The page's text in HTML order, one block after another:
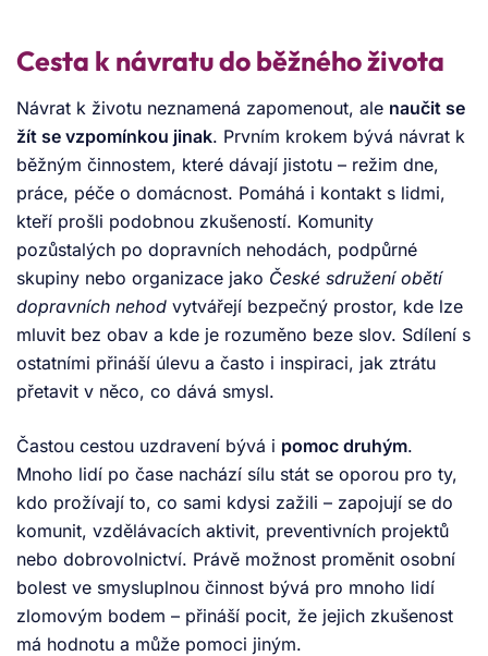
Cesta k návratu do běžného života
Návrat k životu neznamená zapomenout, ale naučit se
žít se vzpomínkou jinak. Prvním krokem bývá návrat k
běžným činnostem, které dávají jistotu – režim dne,
práce, péče o domácnost. Pomáhá i kontakt s lidmi,
kteří prošli podobnou zkušeností. Komunity
pozůstalých po dopravních nehodách, podpůrné
skupiny nebo organizace jako České sdružení obětí
dopravních nehod vytvářejí bezpečný prostor, kde lze
mluvit bez obav a kde je rozuměno beze slov. Sdílení s
ostatními přináší úlevu a často i inspiraci, jak ztrátu
přetavit v něco, co dává smysl.
Častou cestou uzdravení bývá i pomoc druhým.
Mnoho lidí po čase nachází sílu stát se oporou pro ty,
kdo prožívají to, co sami kdysi zažili – zapojují se do
komunit, vzdělávacích aktivit, preventivních projektů
nebo dobrovolnictví. Právě možnost proměnit osobní
bolest ve smysluplnou činnost bývá pro mnoho lidí
zlomovým bodem – přináší pocit, že jejich zkušenost
má hodnotu a může pomoci jiným.